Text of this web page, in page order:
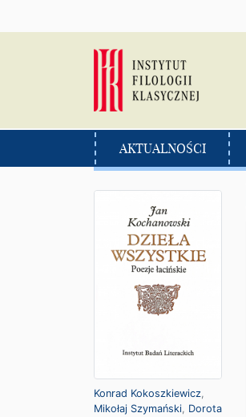
AKTUALNOŚCI
Konrad Kokoszkiewicz,
Mikołaj Szymański, Dorota